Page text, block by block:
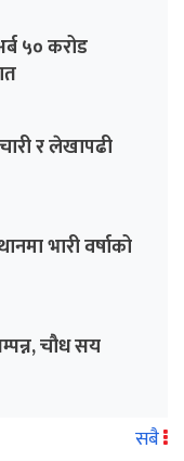
५० करोड
र लेखापढी
भारी वर्षाको
चौध सय
सबै